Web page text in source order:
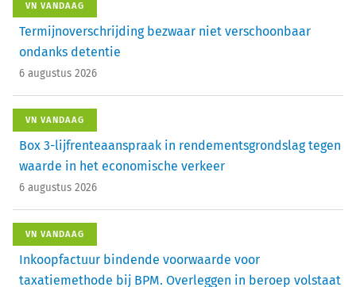
VN VANDAAG
Termijnoverschrijding bezwaar niet verschoonbaar
ondanks detentie
6 augustus 2026
VN VANDAAG
Box 3-lijfrenteaanspraak in rendementsgrondslag tegen
waarde in het economische verkeer
6 augustus 2026
VN VANDAAG
Inkoopfactuur bindende voorwaarde voor
taxatiemethode bij BPM. Overleggen in beroep volstaat